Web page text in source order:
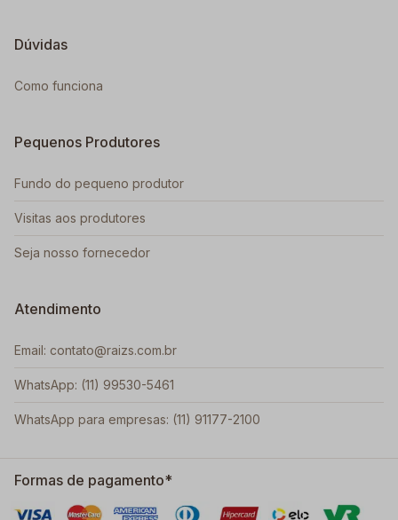
Dúvidas
Como funciona
Pequenos Produtores
Fundo do pequeno produtor
Visitas aos produtores
Seja nosso fornecedor
Atendimento
Email: contato@raizs.com.br
WhatsApp: (11) 99530-5461
WhatsApp para empresas: (11) 91177-2100
Formas de pagamento*